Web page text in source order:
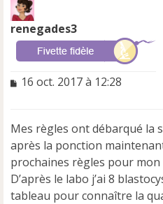
renegades3
M
s
a
g
e
n
o
n
16 oct. 2017 à 12:28
Mes règles ont débarqué la
après la ponction
prochaines règles pour mon
D’après le labo j’ai 8
tableau pour connaître la